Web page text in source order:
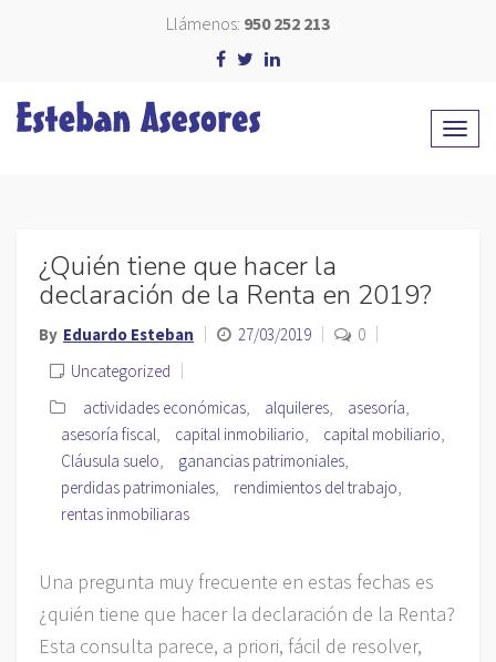
Llámenos: 950 252 213
¿Quién tiene que hacer la
declaración de la Renta en 2019?
By Eduardo Esteban 27/03/2019
0
Uncategorized
actividades económicas, alquileres, asesoría,
asesoría fiscal, capital inmobiliario, capital mobiliario,
Cláusula suelo, ganancias patrimoniales,
perdidas patrimoniales, rendimientos del trabajo,
rentas inmobiliaras
Una pregunta muy frecuente en estas fechas es
¿quién tiene que hacer la declaración de la Renta?
Esta consulta parece, a priori, fácil de resolver,